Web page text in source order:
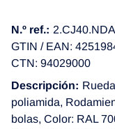
N.º ref.:
GTIN / EAN:
CTN: 94029000
Descripción:
poliamida,
bolas, Color: RAL